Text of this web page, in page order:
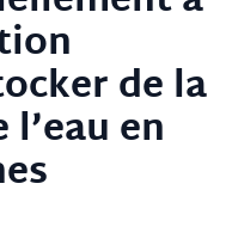
de la
en